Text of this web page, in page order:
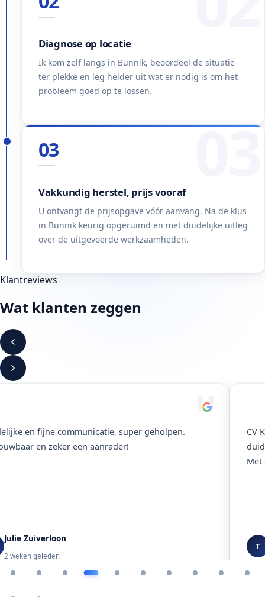
Diagnose op locatie
Ik kom zelf langs in Bunnik, beoordeel de situatie
ter plekke en leg helder uit wat er nodig is om het
probleem goed op te lossen.
03
03
Vakkundig herstel, prijs vooraf
U ontvangt de prijsopgave vóór aanvang. Na de klus
in Bunnik keurig opgeruimd en met duidelijke uitleg
over de uitgevoerde werkzaamheden.
Klantreviews
Wat klanten zeggen
"
en fijne communicatie, super geholpen.
en zeker een aanrader!
Julie Zuiverloon
2 weken geleden
CV
Met
T